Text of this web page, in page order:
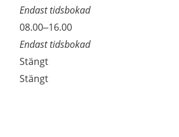
Endast tidsbokad
08.00–16.00
Endast tidsbokad
Stängt
Stängt